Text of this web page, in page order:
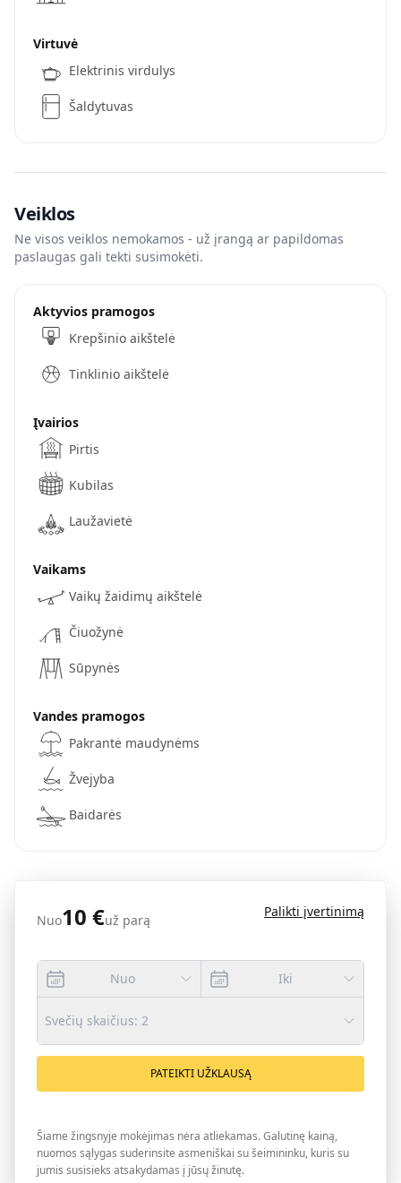
Virtuvė
Elektrinis virdulys
Šaldytuvas
Veiklos
Ne visos veiklos nemokamos - už įrangą ar papildomas
paslaugas gali tekti susimokėti.
Aktyvios pramogos
Krepšinio aikštelė
Tinklinio aikštelė
Įvairios
Pirtis
Kubilas
Laužavietė
Vaikams
Vaikų žaidimų aikštelė
Čiuožynė
Sūpynės
Vandes pramogos
Pakrantė maudynėms
Žvejyba
Baidarės
Nuo10 €už parą
Palikti įvertinimą
Nuo Iki
Svečių skaičius: 2
PATEIKTI UŽKLAUSĄ
Šiame žingsnyje mokėjimas nėra atliekamas. Galutinę kainą,
nuomos sąlygas suderinsite asmeniškai su šeimininku, kuris su
jumis susisieks atsakydamas į jūsų žinutę.